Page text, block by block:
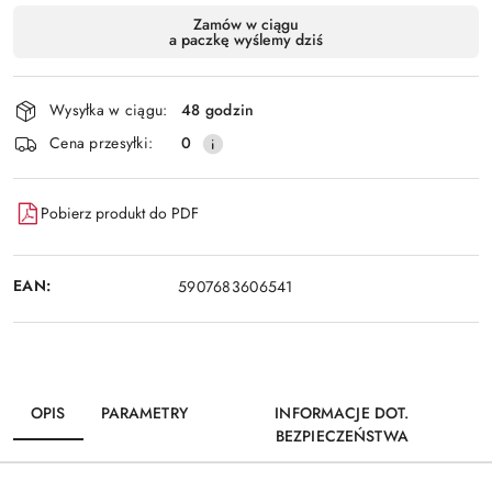
Wyślij
dostawa
Zamów w ciągu
a paczkę wyślemy dziś
Wysyłka w ciągu:
48 godzin
Cena przesyłki:
0
Pobierz produkt do PDF
EAN: 5907683606541
OPIS PARAMETRY
INFORMACJE DOT.
BEZPIECZEŃSTWA